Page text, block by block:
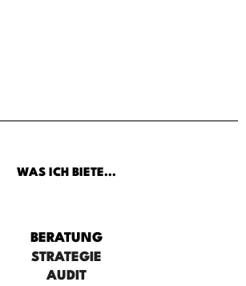
WAS ICH BIETE...
BERATUNG
STRATEGIE
AUDIT